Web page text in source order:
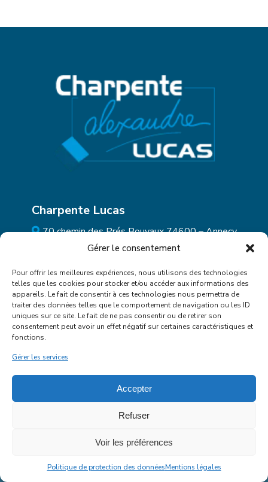
Gérer le consentement
Pour offrir les meilleures expériences, nous utilisons des technologies
telles que les cookies pour stocker et/ou accéder aux informations des
appareils. Le fait de consentir à ces technologies nous permettra de
traiter des données telles que le comportement de navigation ou les ID
uniques sur ce site. Le fait de ne pas consentir ou de retirer son
consentement peut avoir un effet négatif sur certaines caractéristiques et
fonctions.
Gérer les services
Accepter
Refuser
Voir les préférences
Politique de protection des donnéesMentions légales
Charpente Lucas
70 chemin des Prés Bouvaux 74600 – Annecy
09 61 01 47 30
alexandre@charpente-lucas.com
de protection des données